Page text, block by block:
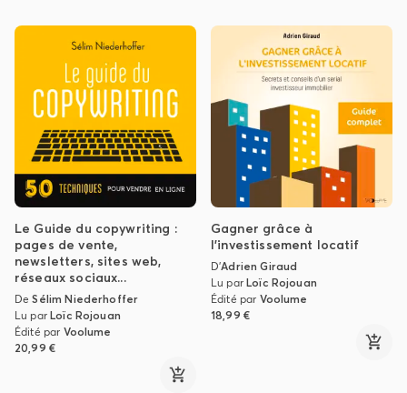
Le Guide du copywriting :
pages de vente,
newsletters, sites web,
réseaux sociaux...
DeSélim Niederhoffer
Lu parLoïc Rojouan
Édité par Voolume
20,99 €
Gagner grâce à
l'investissement locatif
D'Adrien Giraud
Lu parLoïc Rojouan
Édité par Voolume
18,99 €